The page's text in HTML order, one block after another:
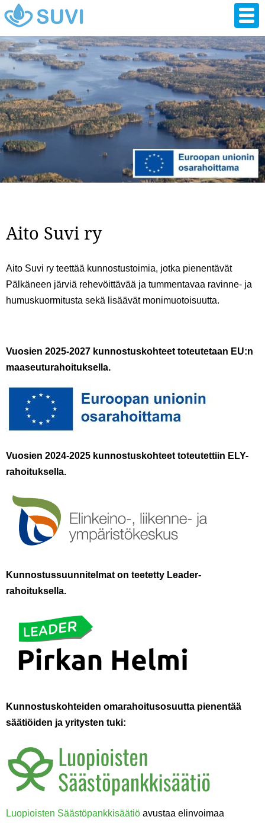
Hyppää
pääsisältöön
Aito Suvi ry
Aito Suvi ry teettää kunnostustoimia, jotka pienentävät
Pälkäneen järviä rehevöittävää ja tummentavaa ravinne- ja
humuskuormitusta sekä lisäävät monimuotoisuutta.
Vuosien 2025-2027 kunnostuskohteet toteutetaan EU:n
maaseuturahoituksella.
Vuosien 2024-2025 kunnostuskohteet toteutettiin ELY-
rahoitu ksella.
Kunnostussuunnitelmat on teetetty Leader-
rahoitu ksella.
Kunnostuskohteiden omarahoitusosuutta pienentää
säätiöiden ja yritysten tuki:
Luopioisten Säästöpankkisäätiö avustaa elinvoimaa